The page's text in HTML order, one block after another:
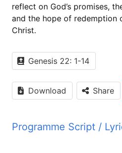
reflect on God’s promises,
and the hope of redemption
Christ.
Genesis 22: 1-14
Download Share
Programme Script /